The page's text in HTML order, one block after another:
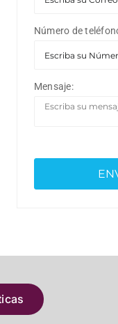
Número de
Mensaje: